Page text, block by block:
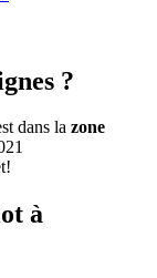
?
dans la zone
à